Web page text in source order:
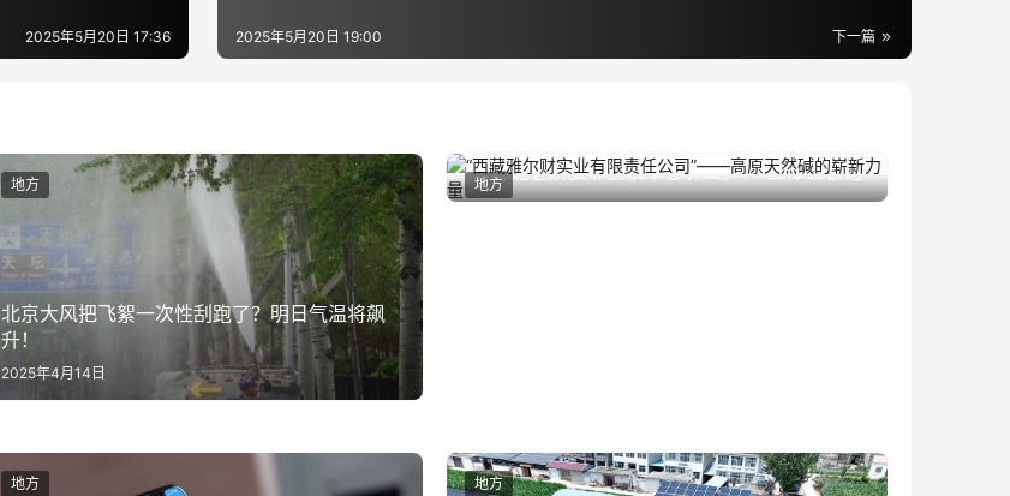
2025年5月20日 17:36 下一篇
2025年5月20日 19:00
北京大风把飞絮一次性刮跑了？明日气温将飙
升！
2025年4月14日
地方
“西藏雅尔财实业有限责任公司”——高原天然碱
2024年6月18日
地方
地方 地方